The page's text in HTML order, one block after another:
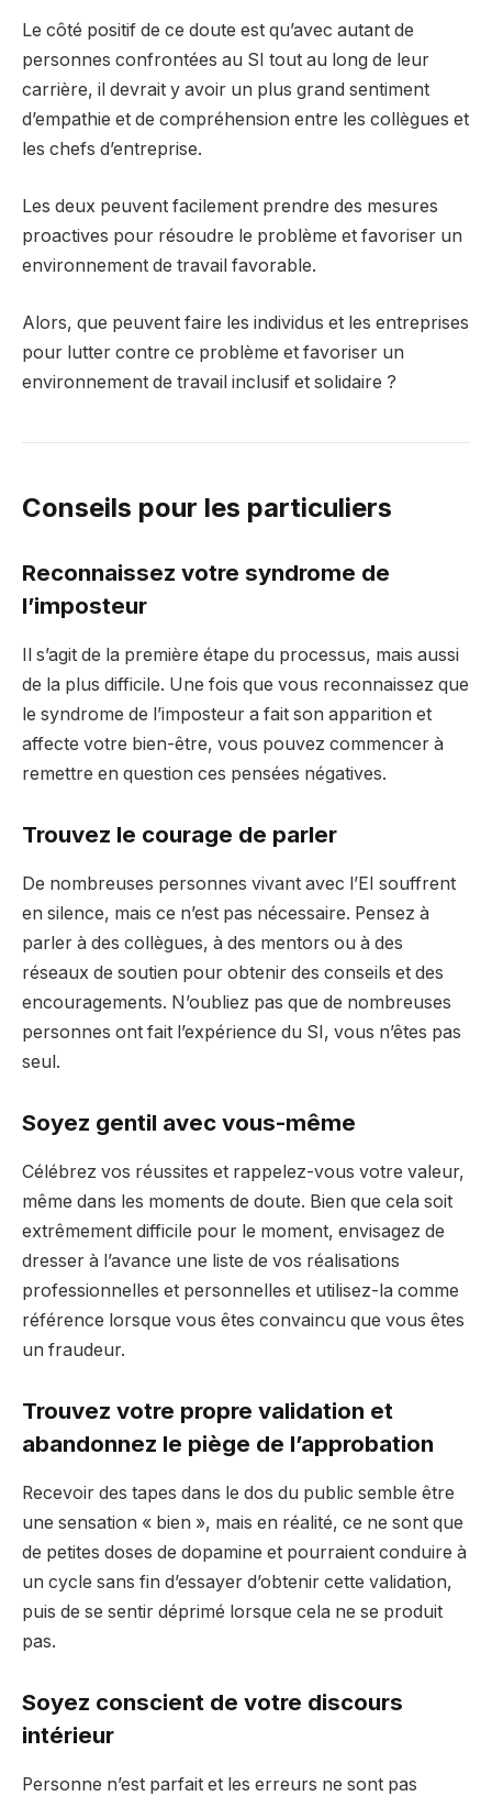
Le côté positif de ce doute est qu’avec autant de
personnes confrontées au SI tout au long de leur
carrière, il devrait y avoir un plus grand sentiment
d’empathie et de compréhension entre les collègues et
les chefs d’entreprise.
Les deux peuvent facilement prendre des mesures
proactives pour résoudre le problème et favoriser un
environnement de travail favorable.
Alors, que peuvent faire les individus et les entreprises
pour lutter contre ce problème et favoriser un
environnement de travail inclusif et solidaire ?
Conseils pour les particuliers
Reconnaissez votre syndrome de
l’imposteur
Il s’agit de la première étape du processus, mais aussi
de la plus difficile. Une fois que vous reconnaissez que
le syndrome de l’imposteur a fait son apparition et
affecte votre bien-être, vous pouvez commencer à
remettre en question ces pensées négatives.
Trouvez le courage de parler
De nombreuses personnes vivant avec l’EI souffrent
en silence, mais ce n’est pas nécessaire. Pensez à
parler à des collègues, à des mentors ou à des
réseaux de soutien pour obtenir des conseils et des
encouragements. N’oubliez pas que de nombreuses
personnes ont fait l’expérience du SI, vous n’êtes pas
seul.
Soyez gentil avec vous-même
Célébrez vos réussites et rappelez-vous votre valeur,
même dans les moments de doute. Bien que cela soit
extrêmement difficile pour le moment, envisagez de
dresser à l’avance une liste de vos réalisations
professionnelles et personnelles et utilisez-la comme
référence lorsque vous êtes convaincu que vous êtes
un fraudeur.
Trouvez votre propre validation et
abandonnez le piège de l’approbation
Recevoir des tapes dans le dos du public semble être
une sensation « bien », mais en réalité, ce ne sont que
de petites doses de dopamine et pourraient conduire à
un cycle sans fin d’essayer d’obtenir cette validation,
puis de se sentir déprimé lorsque cela ne se produit
pas.
Soyez conscient de votre discours
intérieur
Personne n’est parfait et les erreurs ne sont pas